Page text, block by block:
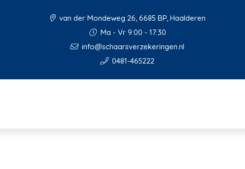
van der Mondeweg 26, 6685 BP, Haalderen
Ma - Vr 9:00 - 17:30
info@schaarsverzekeringen.nl
0481-465222